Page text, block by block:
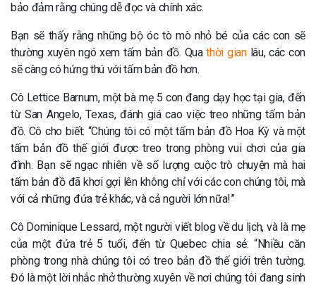
bảo đảm rằng chúng dễ đọc và chính xác.
Bạn sẽ thấy rằng những bộ óc tò mò nhỏ bé của các con sẽ
thường xuyên ngó xem tấm bản đồ. Quathời gianlâu, các con
sẽ càng có hứng thú với tấm bản đồ hơn.
Cô Lettice Barnum, một bà mẹ 5 con đang dạy học tại gia, đến
từ San Angelo, Texas, đánh giá cao việc treo những tấm bản
đồ. Cô cho biết: “Chúng tôi có một tấm bản đồ Hoa Kỳ và một
tấm bản đồ thế giới được treo trong phòng vui chơi của gia
đình. Bạn sẽ ngạc nhiên về số lượng cuộc trò chuyện mà hai
tấm bản đồ đã khơi gợi lên không chỉ với các con chúng tôi, mà
với cả những đứa trẻ khác, và cả người lớn nữa!”
Cô Dominique Lessard, một người viết blog về du lịch, và là mẹ
của một đứa trẻ 5 tuổi, đến từ Quebec chia sẻ: “Nhiều căn
phòng trong nhà chúng tôi có treo bản đồ thế giới trên tường.
Đó là một lời nhắc nhở thường xuyên về nơi chúng tôi đang sinh